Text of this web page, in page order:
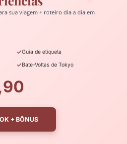
sua viagem + roteiro dia a dia em
✓Guia de etiqueta
✓Bate-Voltas de Tokyo
+ BÔNUS